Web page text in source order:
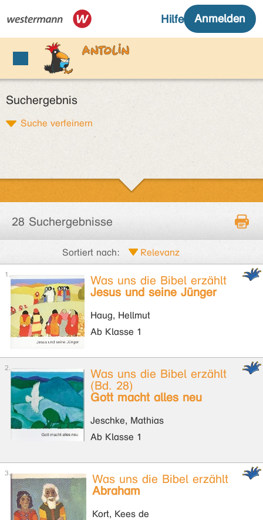
Suchergebnis
Suche verfeinern
28 Suchergebnisse
Sortiert nach:
Was uns die Bibel erzählt
Jesus und seine Jünger
Haug, Hellmut
Ab Klasse 1
Was uns die Bibel erzählt
(Bd. 28)
Gott macht alles neu
Jeschke, Mathias
Ab Klasse 1
Was uns die Bibel erzählt
Abraham
Kort, Kees de